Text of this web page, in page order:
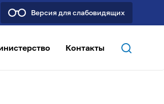
Версия для слабовидящих
Контакты